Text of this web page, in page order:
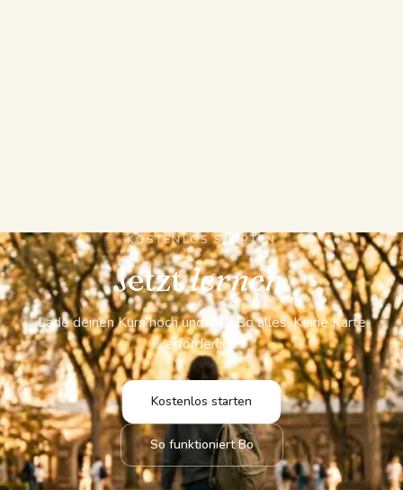
KOSTENLOS STARTEN
Jetztlernen.
Lade deinen Kurs hoch und frag Bo alles. Keine Karte
erforderlich.
Kostenlos starten
So funktioniert Bo